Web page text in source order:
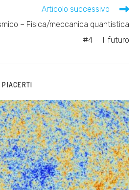
Articolo successivo
– Fisica/meccanica quantistica
#4 – Il futuro
PIACERTI